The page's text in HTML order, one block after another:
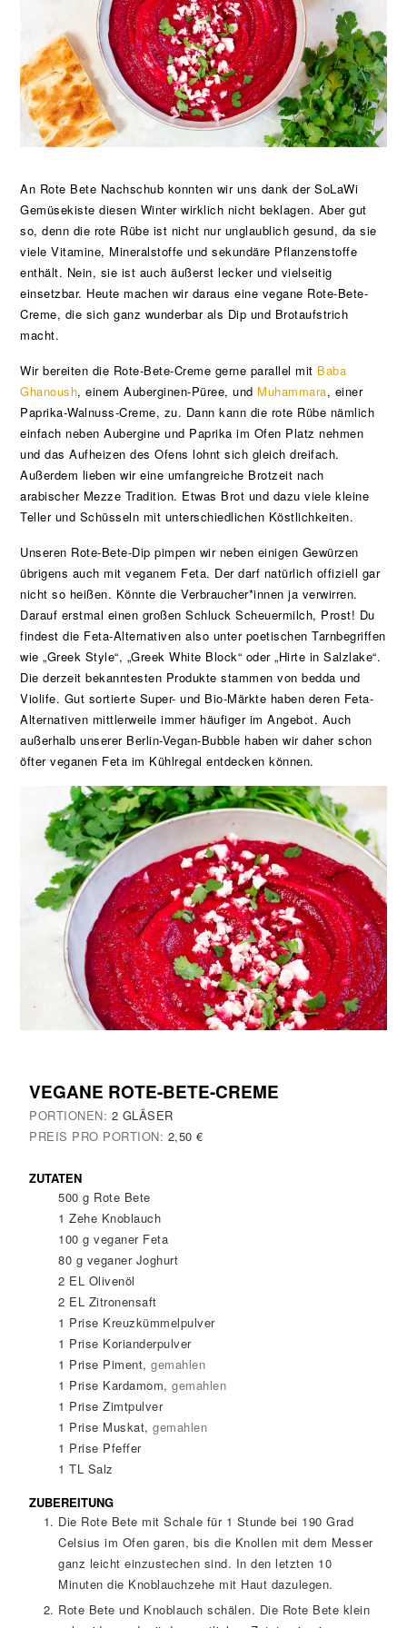
An Rote Bete Nachschub konnten wir uns dank der SoLaWi
Gemüsekiste diesen Winter wirklich nicht beklagen. Aber gut
so, denn die rote Rübe ist nicht nur unglaublich gesund, da sie
viele Vitamine, Mineralstoffe und sekundäre Pflanzenstoffe
enthält. Nein, sie ist auch äußerst lecker und vielseitig
einsetzbar. Heute machen wir daraus eine vegane Rote-Bete-
Creme, die sich ganz wunderbar als Dip und Brotaufstrich
macht.
Wir bereiten die Rote-Bete-Creme gerne parallel mit Baba
Ghanoush, einem Auberginen-Püree, und Muhammara, einer
Paprika-Walnuss-Creme, zu. Dann kann die rote Rübe nämlich
einfach neben Aubergine und Paprika im Ofen Platz nehmen
und das Aufheizen des Ofens lohnt sich gleich dreifach.
Außerdem lieben wir eine umfangreiche Brotzeit nach
arabischer Mezze Tradition. Etwas Brot und dazu viele kleine
Teller und Schüsseln mit unterschiedlichen Köstlichkeiten.
Unseren Rote-Bete-Dip pimpen wir neben einigen Gewürzen
übrigens auch mit veganem Feta. Der darf natürlich offiziell gar
nicht so heißen. Könnte die Verbraucher*innen ja verwirren.
Darauf erstmal einen großen Schluck Scheuermilch, Prost! Du
findest die Feta-Alternativen also unter poetischen Tarnbegriffen
wie „Greek Style“, „Greek White Block“ oder „Hirte in Salzlake“.
Die derzeit bekanntesten Produkte stammen von bedda und
Violife. Gut sortierte Super- und Bio-Märkte haben deren Feta-
Alternativen mittlerweile immer häufiger im Angebot. Auch
außerhalb unserer Berlin-Vegan-Bubble haben wir daher schon
öfter veganen Feta im Kühlregal entdecken können.
VEGANE ROTE-BETE-CREME
PORTIONEN: 2 GLÄSER
PREIS PRO PORTION: 2,50 €
ZUTATEN
500 g Rote Bete
1 Zehe Knoblauch
100 g veganer Feta
80 g veganer Joghurt
2 EL Olivenöl
2 EL Zitronensaft
1 Prise Kreuzkümmelpulver
1 Prise Korianderpulver
1 Prise Piment,gemahlen
1 Prise Kardamom,gemahlen
1 Prise Zimtpulver
1 Prise Muskat,gemahlen
1 Prise Pfeffer
1 TL Salz
ZUBEREITUNG
Die Rote Bete mit Schale für 1 Stunde bei 190 Grad
Celsius im Ofen garen, bis die Knollen mit dem Messer
ganz leicht einzustechen sind. In den letzten 10
Minuten die Knoblauchzehe mit Haut dazulegen.
Rote Bete und Knoblauch schälen. Die Rote Bete klein